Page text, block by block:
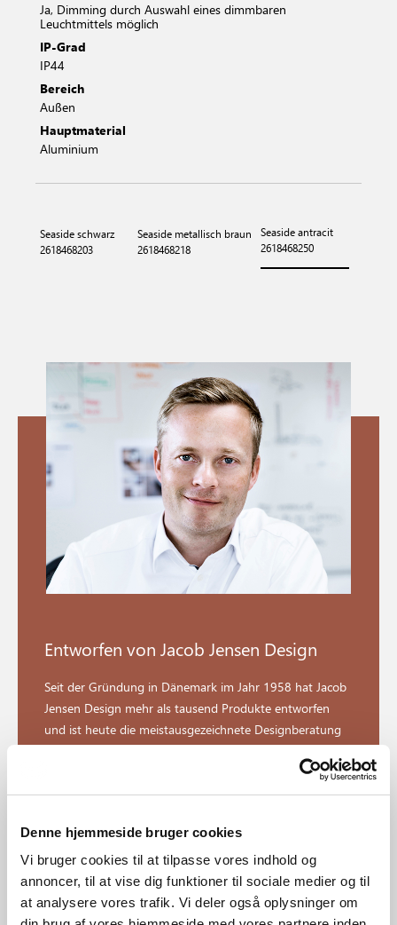
Denne hjemmeside bruger cookies
Vi bruger cookies til at tilpasse vores indhold og
annoncer, til at vise dig funktioner til sociale medier og til
at analysere vores trafik. Vi deler også oplysninger om
Ja, Dimming durch Auswahl eines dimmbaren
Leuchtmittels möglich
IP-Grad
IP44
Bereich
Außen
Hauptmaterial
Aluminium
Seaside schwarz
2618468203
Seaside metallisch braun
2618468218
Seaside antracit
2618468250
Entworfen von Jacob Jensen Design
Seit der Gründung in Dänemark im Jahr 1958 hat Jacob
Jensen Design mehr als tausend Produkte entworfen
und ist heute die meistausgezeichnete Designberatung
Skandinaviens. Die klassische und dennoch visionäre
Designsprache von Jacob Jensen Design beeinflusst und
bereichert die Welt bis zum heutigen Tag.
Die Designer und Designerinnen entdecken